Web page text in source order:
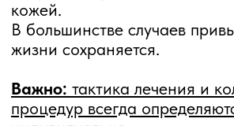
Не откладывайте вопрос,
если образование растёт,
мешает вам чувствовать
себя уверенно.